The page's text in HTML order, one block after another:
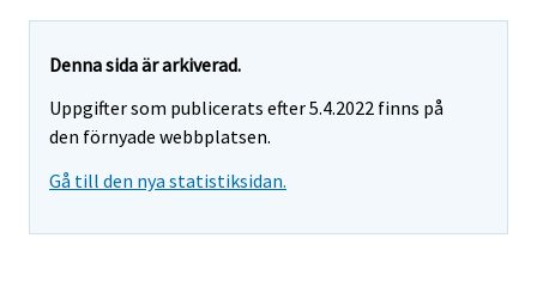
Denna sida är arkiverad.
Uppgifter som publicerats efter 5.4.2022 finns på
den förnyade webbplatsen.
Gå till den nya statistiksidan.